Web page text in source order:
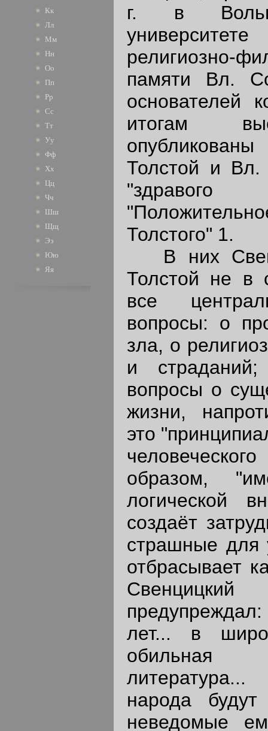
Кк
Лл
Мм
Нн
Оо
Пп
Рр
Сс
Тт
Уу
Фф
Хх
Цц
Чч
Шш
Щщ
Ээ
Юю
Яя
г. в
религиозно-
памяти Вл.
основателей
итогам
Толстой и Вл.
Толстого" 1.
В них
Толстой не в
все
вопросы: о
зла, о
и
вопросы о
жизни,
это
образом,
логической
создаёт
страшные для
отбрасывает
лет... в
обильная
народа
неведомые